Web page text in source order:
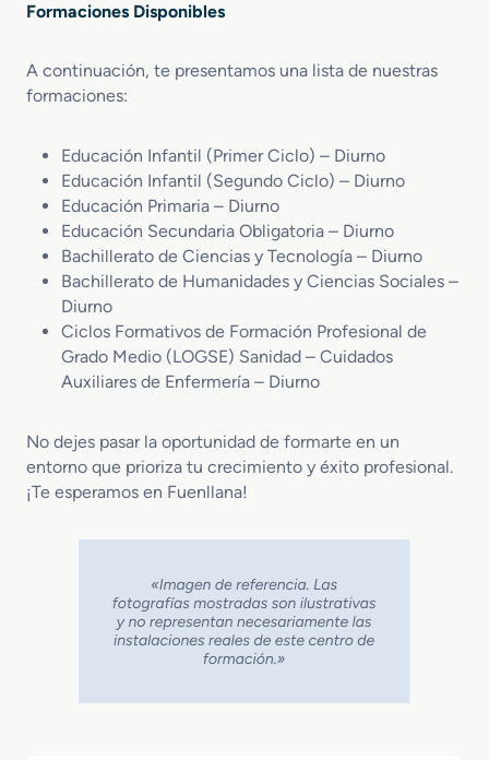
Formaciones Disponibles
A continuación, te presentamos una lista de nuestras
formaciones:
Educación Infantil (Primer Ciclo) – Diurno
Educación Infantil (Segundo Ciclo) – Diurno
Educación Primaria – Diurno
Educación Secundaria Obligatoria – Diurno
Bachillerato de Ciencias y Tecnología – Diurno
Bachillerato de Humanidades y Ciencias Sociales –
Diurno
Ciclos Formativos de Formación Profesional de
Grado Medio (LOGSE) Sanidad – Cuidados
Auxiliares de Enfermería – Diurno
No dejes pasar la oportunidad de formarte en un
entorno que prioriza tu crecimiento y éxito profesional.
¡Te esperamos en Fuenllana!